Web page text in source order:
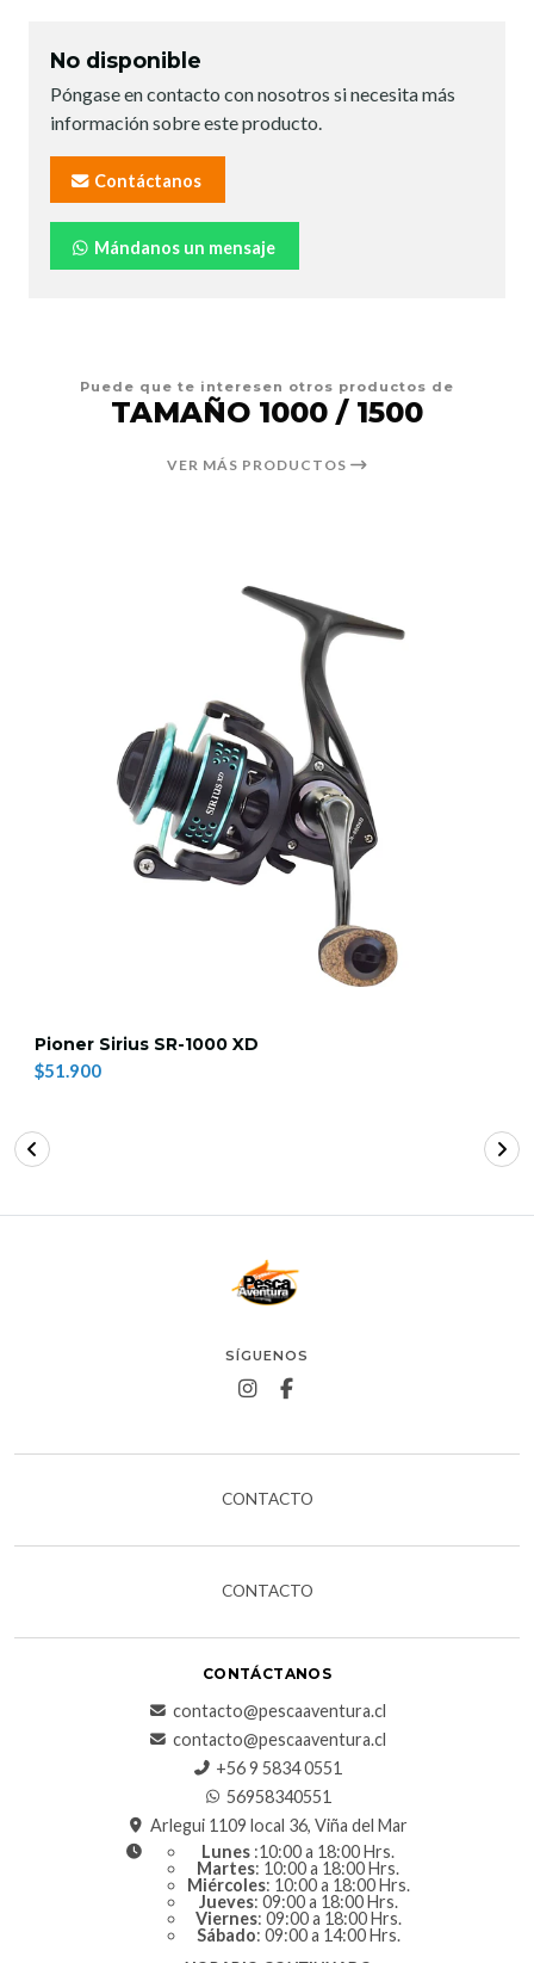
No disponible
Póngase en contacto con nosotros si necesita más
información sobre este producto.
Contáctanos
Mándanos un mensaje
Puede que te interesen otros productos de
TAMAÑO 1000 / 1500
VER MÁS PRODUCTOS
Pioner Sirius SR-1000 XD
$51.900
SÍGUENOS
CONTACTO
CONTACTO
CONTÁCTANOS
contacto@pescaaventura.cl
contacto@pescaaventura.cl
+56 9 5834 0551
56958340551
Arlegui 1109 local 36, Viña del Mar
Lunes :10:00 a 18:00 Hrs.
Martes: 10:00 a 18:00 Hrs.
Miércoles: 10:00 a 18:00 Hrs.
Jueves: 09:00 a 18:00 Hrs.
Viernes: 09:00 a 18:00 Hrs.
Sábado: 09:00 a 14:00 Hrs.